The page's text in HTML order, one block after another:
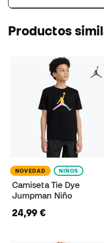
Productos
NOVEDAD NIÑOS
Camiseta Tie Dye
Jumpman Niño
24,99 €